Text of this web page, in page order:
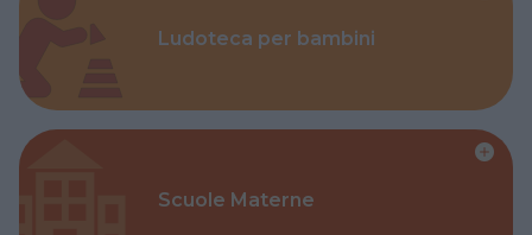
Ludoteca per bambini
Scuole Materne